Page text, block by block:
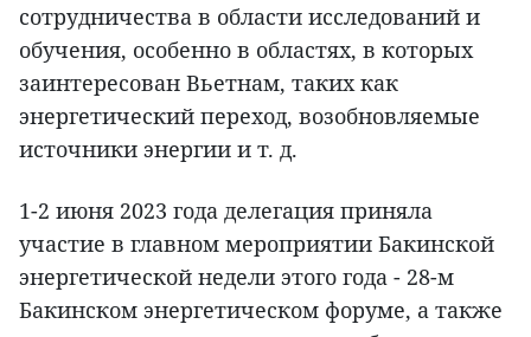
сотрудничества в области исследований и
обучения, особенно в областях, в которых
заинтересован Вьетнам, таких как
энергетический переход, возобновляемые
источники энергии и т. д.
1-2 июня 2023 года делегация приняла
участие в главном мероприятии Бакинской
энергетической недели этого года - 28-м
Бакинском энергетическом форуме, а также